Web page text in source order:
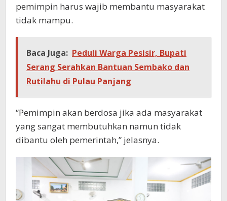
pemimpin harus wajib membantu masyarakat
tidak mampu.
Baca Juga: Peduli Warga Pesisir, Bupati
Serang Serahkan Bantuan Sembako dan
Rutilahu di Pulau Panjang
“Pemimpin akan berdosa jika ada masyarakat
yang sangat membutuhkan namun tidak
dibantu oleh pemerintah,” jelasnya.